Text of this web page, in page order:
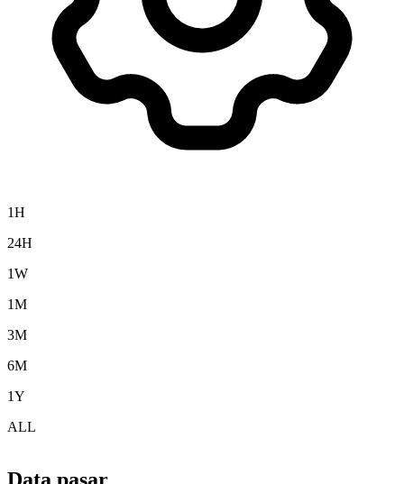
1H
24H
1W
1M
3M
6M
1Y
ALL